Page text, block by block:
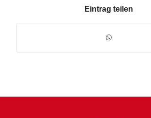
Eintrag teilen